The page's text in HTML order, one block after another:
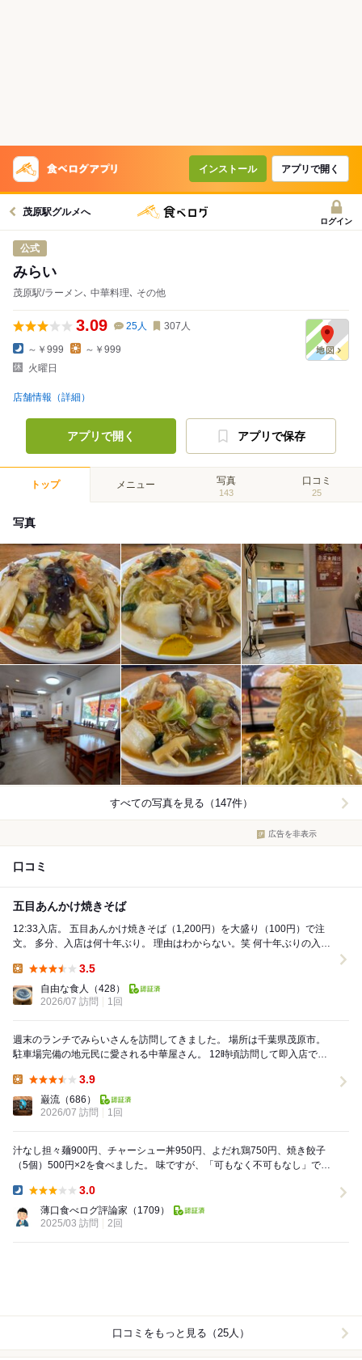
インストール アプリで開く
茂原駅グルメへ
ログイン
公式
みらい
茂原駅/ラーメン､ 中華料理､ その他
3.09 25人 307 人
～￥999
～￥999
火曜日
店舗情報（詳細）
アプリで開く アプリで保存
トップ メニュー 写真
143
口コミ
25
写真
すべての写真を見る（147件）
広告を非表示
口コミ
五目あんかけ焼きそば
12:33入店。 五目あんかけ焼きそば（1,200円）を大盛り（100円）で注
文。 多分、入店は何十年ぶり。 理由はわからない。笑 何十年ぶりの入店
3.5
自由な食人
（428）
2026/07 訪問
1回
週末のランチでみらいさんを訪問してきました。 場所は千葉県茂原市。
駐車場完備の地元民に愛される中華屋さん。 12時頃訪問して即入店でき
3.9
巌流 （686）
2026/07 訪問
1回
汁なし担々麺900円、チャーシュー丼950円、よだれ鶏750円、焼き餃子
（5個）500円×2を食べました。 味ですが、「可もなく不可もなし」でし
3.0
薄口食べログ評論家 （1709）
2025/03 訪問
2回
口コミをもっと見る（25人）